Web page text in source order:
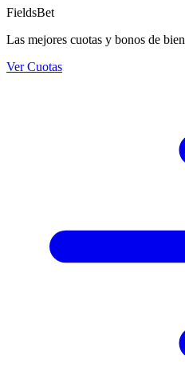
FieldsBet
Las mejores cuotas y bonos de
Ver Cuotas